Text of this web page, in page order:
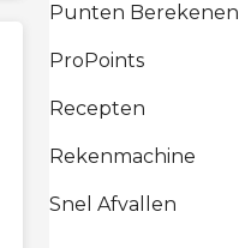
Punten Berekenen
ProPoints
Recepten
Rekenmachine
Snel Afvallen